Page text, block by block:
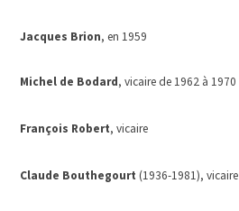
Jacques Brion, en 1959
Michel de Bodard, vicaire de 1962 à 1970
François Robert, vicaire
Claude Bouthegourt (1936-1981), vicaire